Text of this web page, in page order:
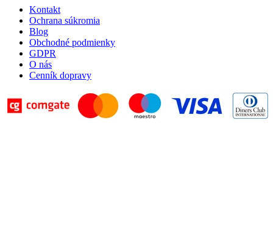
Kontakt
Ochrana súkromia
Blog
Obchodné podmienky
GDPR
O nás
Cenník dopravy